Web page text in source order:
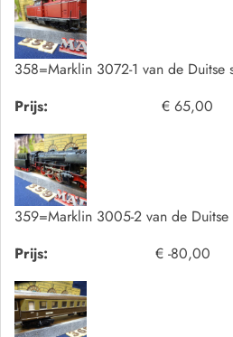
358=Marklin 3072-1 van de Duitse
Prijs:
€ 65,00
359=Marklin 3005-2 van de Duitse
Prijs:
€ -80,00